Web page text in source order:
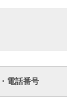
電話番号